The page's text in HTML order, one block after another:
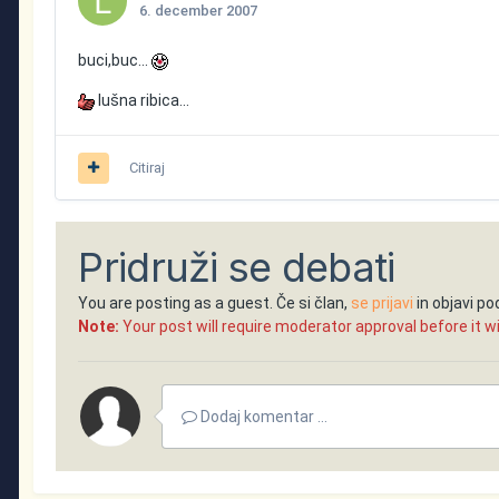
6. december 2007
buci,buc...
lušna ribica...
Citiraj
Pridruži se debati
You are posting as a guest. Če si član, se prijavi in objavi
Note: Your post will require moderator approval before it
Dodaj komentar ...